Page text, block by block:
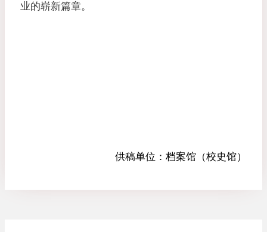
业的崭新篇章。
供稿单位： 档案馆（校史馆）